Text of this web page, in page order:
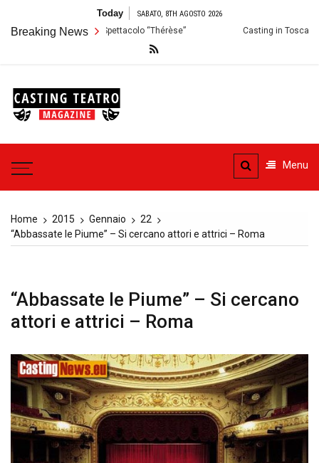
content
Today SABATO, 8TH AGOSTO 2026
Breaking News
per lo Spettacolo “Thérèse” Casting in Toscana: Si
teatrali
Menu
Home 2015 Gennaio
22
“Abbassate le Piume” – Si cercano attori e attrici – Roma
“Abbassate le Piume” – Si cercano
attori e attrici – Roma